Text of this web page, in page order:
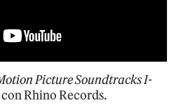
Picture Soundtracks I-
Rhino Records.